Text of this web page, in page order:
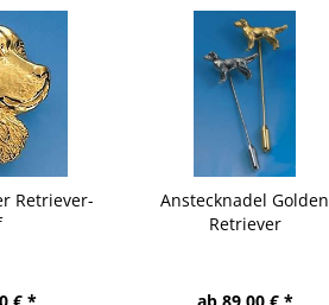
Retriever-
Anstecknadel Golden
Retriever